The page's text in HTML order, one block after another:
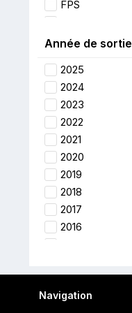
FPS
Horreur
MMO
MMORPG
Plate-forme
Puzzle-Game
Roguelike
RPG
Shooter
Simulation
Sport
Stratégie
Année de sortie
2025
2024
2023
2022
2021
2020
2019
2018
2017
2016
2013
2012
Navigation